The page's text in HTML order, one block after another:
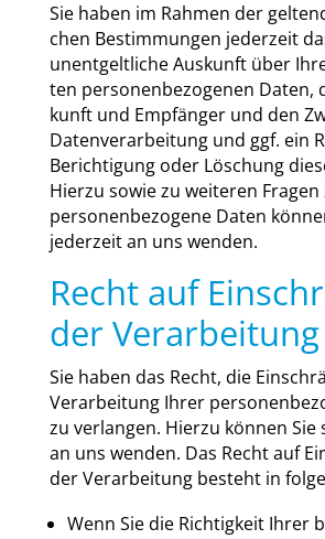
Sie haben im Rah­men der
chen Bestim­mun­gen jeder­zeit
unent­gelt­li­che Aus­kunft über
ten per­so­nen­be­zo­ge­nen Daten,
kunft und Emp­fän­ger und den
Daten­ver­ar­bei­tung und ggf. ein
Berich­ti­gung oder Löschung
Hier­zu sowie zu wei­te­ren Fra­gen
per­so­nen­be­zo­ge­ne Daten
jeder­zeit an uns wen­den.
Recht auf
der Verarbeitung
Sie haben das Recht, die
Ver­ar­bei­tung Ihrer
zu ver­lan­gen. Hier­zu kön­nen Sie
an uns wen­den. Das Recht auf
der Ver­ar­bei­tung besteht in
Wenn Sie die Rich­tig­keit Ihrer